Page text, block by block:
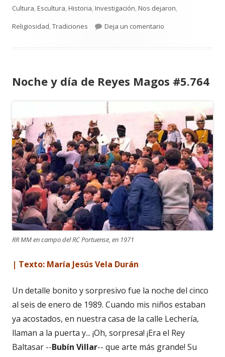
el
Cultura Escultura Historia Investigación Nos dejaron
Religiosidad Tradiciones Deja un comentario
Noche y día de Reyes Magos #5.764
RR MM en campo del RC Portuense, en 1971
| Texto: María Jesús Vela Durán
Un detalle bonito y sorpresivo fue la noche del cinco
al seis de enero de 1989. Cuando mis niños estaban
ya acostados, en nuestra casa de la calle Lechería,
llaman a la puerta y... ¡Oh, sorpresa! ¡Era el Rey
Baltasar --Bubín Villar-- que arte más grande! Su